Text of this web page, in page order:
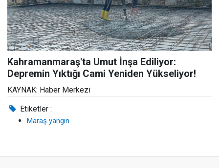
Kahramanmaraş'ta Umut İnşa Ediliyor:
Depremin Yıktığı Cami Yeniden Yükseliyor!
KAYNAK: Haber Merkezi
Etiketler :
Maraş yangın